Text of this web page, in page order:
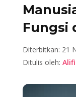
Fungsi
Diterbitkan: 21
Ditulis oleh: